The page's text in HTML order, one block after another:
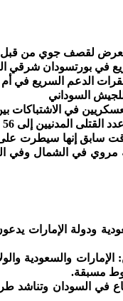
تتعرض لقصف جوي من قبل
في بورتسودان شرقي
الدعم السريع في
السوداني
في الاشتباكات
القتلى المدنيين إلى 56
سابق إنها سيطرت على
في الشمال وفي
ودولة الإمارات
الإمارات والسعودية
مسبقة.
في السودان وتناشد